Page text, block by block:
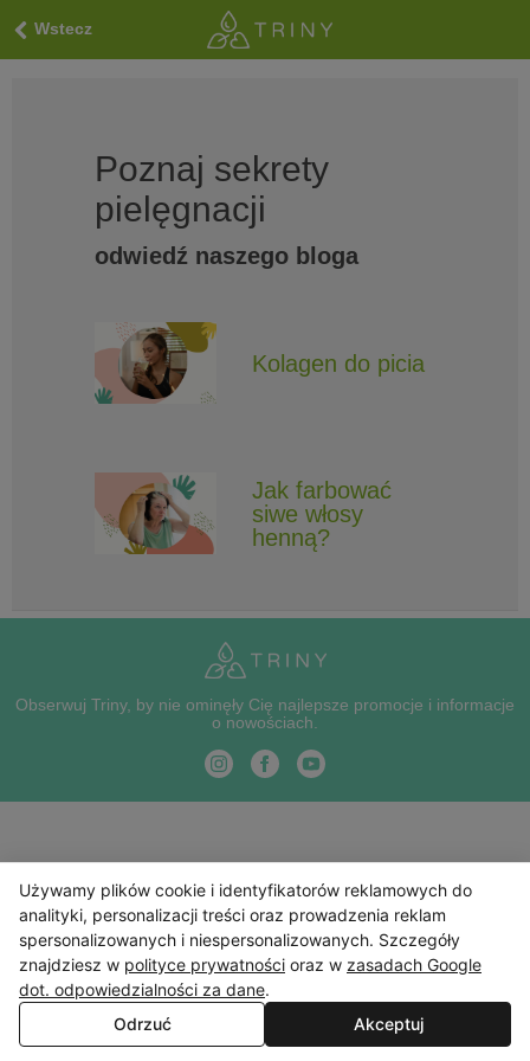
Wstecz
Poznaj sekrety
pielęgnacji
odwiedź naszego bloga
Kolagen do picia
Jak farbować
siwe włosy
henną?
Obserwuj Triny, by nie ominęły Cię najlepsze promocje i informacje
o nowościach.
Używamy plików cookie i identyfikatorów reklamowych do
analityki, personalizacji treści oraz prowadzenia reklam
spersonalizowanych i niespersonalizowanych. Szczegóły
znajdziesz w polityce prywatności oraz w zasadach Google
dot. odpowiedzialności za dane.
Odrzuć
Akceptuj